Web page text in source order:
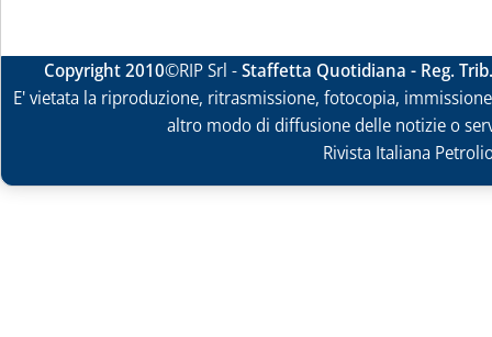
Copyright 2010©RIP Srl -Staffetta Quotidiana - Reg.
E' vietata la riproduzione, ritrasmissione, fotocopia,
altro modo di diffusione delle notizie o
Rivista Italiana